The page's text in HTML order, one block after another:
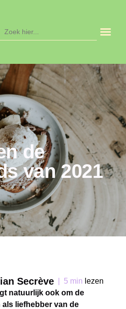
naar:
de
van 2021
Secrève 5 min lezen
natuurlijk ook om de
liefhebber van de